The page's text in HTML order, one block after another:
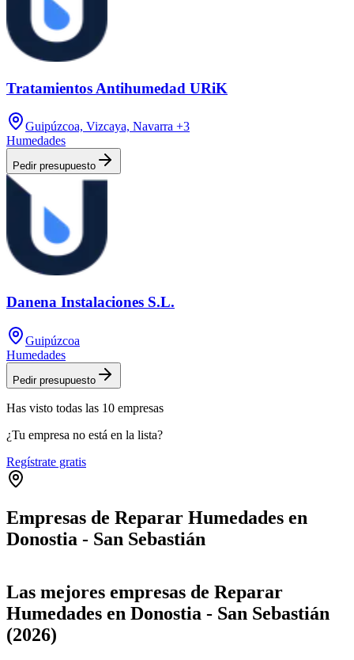
Tratamientos Antihumedad URiK
Guipúzcoa, Vizcaya, Navarra +3
Humedades
Pedir presupuesto
Danena Instalaciones S.L.
Guipúzcoa
Humedades
Pedir presupuesto
Has visto todas las 10 empresas
¿Tu empresa no está en la lista?
Regístrate gratis
Empresas de Reparar Humedades en
Donostia - San Sebastián
+
−
Las mejores empresas de Reparar
Humedades en Donostia - San Sebastián
(2026)